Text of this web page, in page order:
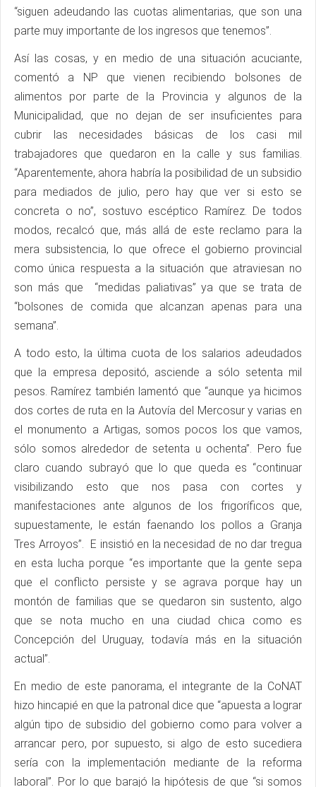
“siguen adeudando las cuotas alimentarias, que son una
parte muy importante de los ingresos que tenemos”.
Así las cosas, y en medio de una situación acuciante,
comentó a NP que vienen recibiendo bolsones de
alimentos por parte de la Provincia y algunos de la
Municipalidad, que no dejan de ser insuficientes para
cubrir las necesidades básicas de los casi mil
trabajadores que quedaron en la calle y sus familias.
“Aparentemente, ahora habría la posibilidad de un subsidio
para mediados de julio, pero hay que ver si esto se
concreta o no”, sostuvo escéptico Ramírez. De todos
modos, recalcó que, más allá de este reclamo para la
mera subsistencia, lo que ofrece el gobierno provincial
como única respuesta a la situación que atraviesan no
son más que “medidas paliativas” ya que se trata de
“bolsones de comida que alcanzan apenas para una
semana”.
A todo esto, la última cuota de los salarios adeudados
que la empresa depositó, asciende a sólo setenta mil
pesos. Ramírez también lamentó que “aunque ya hicimos
dos cortes de ruta en la Autovía del Mercosur y varias en
el monumento a Artigas, somos pocos los que vamos,
sólo somos alrededor de setenta u ochenta”. Pero fue
claro cuando subrayó que lo que queda es “continuar
visibilizando esto que nos pasa con cortes y
manifestaciones ante algunos de los frigoríficos que,
supuestamente, le están faenando los pollos a Granja
Tres Arroyos”. E insistió en la necesidad de no dar tregua
en esta lucha porque “es importante que la gente sepa
que el conflicto persiste y se agrava porque hay un
montón de familias que se quedaron sin sustento, algo
que se nota mucho en una ciudad chica como es
Concepción del Uruguay, todavía más en la situación
actual”.
En medio de este panorama, el integrante de la CoNAT
hizo hincapié en que la patronal dice que “apuesta a lograr
algún tipo de subsidio del gobierno como para volver a
arrancar pero, por supuesto, si algo de esto sucediera
sería con la implementación mediante de la reforma
laboral”. Por lo que barajó la hipótesis de que “si somos